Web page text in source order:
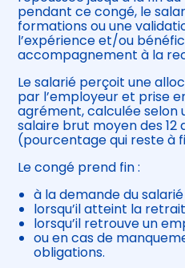
pendant ce congé, le
formations ou une
l’expérience et/ou
accompagnement à la
Le salarié perçoit une
par l’employeur et prise
agrément, calculée selon
salaire brut moyen des 12
(pourcentage qui reste à
Le congé prend fin :
à la demande du salarié
lorsqu’il atteint la
lorsqu’il retrouve un
ou en cas de
obligations.